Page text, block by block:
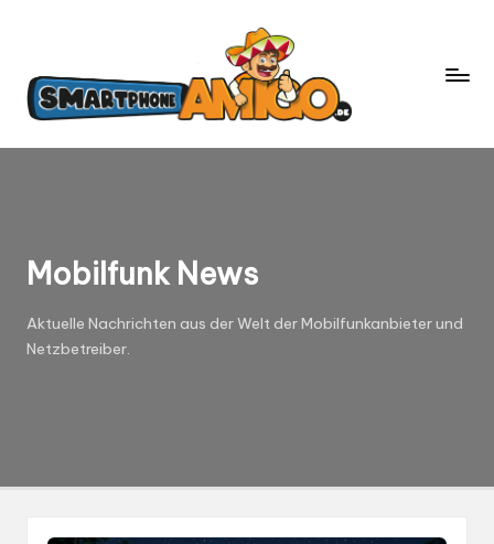
m
a
rt
p
e
m
ig
in
der
Mobilfunk News
Aktuelle Nachrichten aus der Welt der Mobilfunkanbieter und
Netzbetreiber.